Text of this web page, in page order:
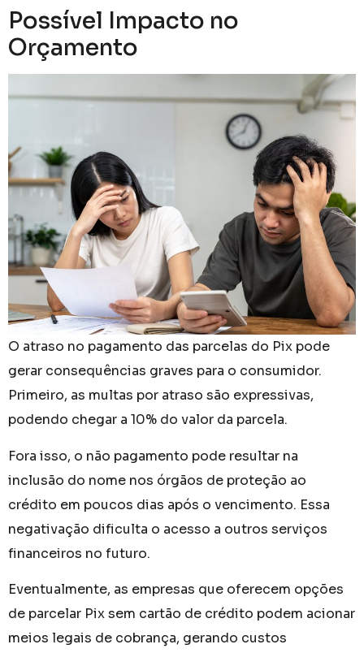
Possível Impacto no
Orçamento
O atraso no pagamento das parcelas do Pix pode
gerar consequências graves para o consumidor.
Primeiro, as multas por atraso são expressivas,
podendo chegar a 10% do valor da parcela.
Fora isso, o não pagamento pode resultar na
inclusão do nome nos órgãos de proteção ao
crédito em poucos dias após o vencimento. Essa
negativação dificulta o acesso a outros serviços
financeiros no futuro.
Eventualmente, as empresas que oferecem opções
de parcelar Pix sem cartão de crédito podem acionar
meios legais de cobrança, gerando custos